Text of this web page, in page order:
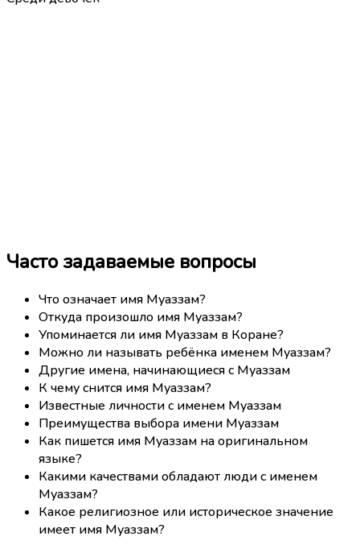
Часто задаваемые вопросы
Что означает имя Муаззам?
Откуда произошло имя Муаззам?
Упоминается ли имя Муаззам в Коране?
Можно ли называть ребёнка именем Муаззам?
Другие имена, начинающиеся с Муаззам
К чему снится имя Муаззам?
Известные личности с именем Муаззам
Преимущества выбора имени Муаззам
Как пишется имя Муаззам на оригинальном
языке?
Какими качествами обладают люди с именем
Муаззам?
Какое религиозное или историческое значение
имеет имя Муаззам?